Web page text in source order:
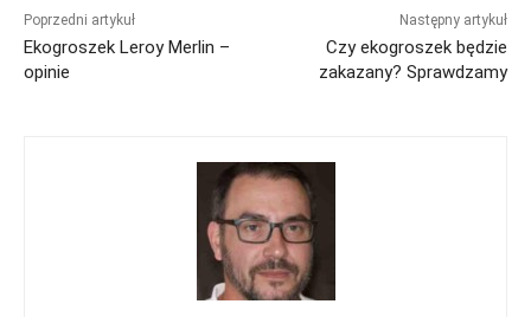
Poprzedni artykuł
Ekogroszek Leroy Merlin –
opinie
Następny artykuł
Czy ekogroszek będzie
zakazany? Sprawdzamy